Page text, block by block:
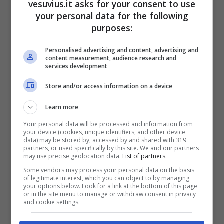
https://t.co/SyiWU9RXi4
— Adnkronos (@Adnkronos)
November 20, 2020
vesuvius.it asks for your consent to use
your personal data for the following
purposes:
Personalised advertising and content, advertising and
content measurement, audience research and
services development
Store and/or access information on a device
Learn more
Your personal data will be processed and information from
your device (cookies, unique identifiers, and other device
data) may be stored by, accessed by and shared with 319
partners, or used specifically by this site. We and our partners
may use precise geolocation data. List of partners.
Some vendors may process your personal data on the basis
of legitimate interest, which you can object to by managing
your options below. Look for a link at the bottom of this page
or in the site menu to manage or withdraw consent in privacy
and cookie settings.